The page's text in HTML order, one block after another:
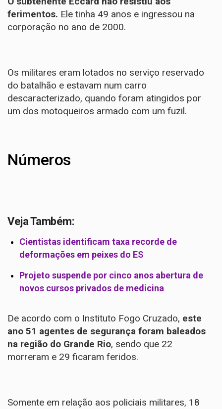
ferimentos. Ele tinha 49 anos e ingressou na
corporação no ano de 2000.
Os militares eram lotados no serviço reservado
do batalhão e estavam num carro
descaracterizado, quando foram atingidos por
um dos motoqueiros armado com um fuzil.
Números
Veja Também:
Cientistas identificam taxa recorde de
deformações em peixes do ES
Projeto suspende por cinco anos abertura de
novos cursos privados de medicina
De acordo com o Instituto Fogo Cruzado, este
ano 51 agentes de segurança foram baleados
na região do Grande Rio, sendo que 22
morreram e 29 ficaram feridos.
Somente em relação aos policiais militares, 18